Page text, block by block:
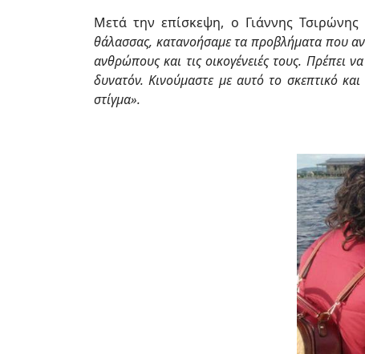
Μετά την επίσκεψη, ο Γιάννης
θάλασσας, κατανοήσαμε τα προβλήματα που
ανθρώπους και τις οικογένειές τους.
δυνατόν. Κινούμαστε με αυτό το σκεπτικό
στίγμα».